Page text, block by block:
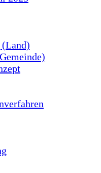
(Land)